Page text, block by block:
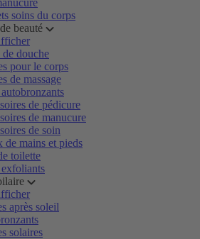
soins du corps
beauté
de douche
pour le corps
de massage
de pédicure
de manucure
de soin
de mains et pieds
toilette
après soleil
solaires